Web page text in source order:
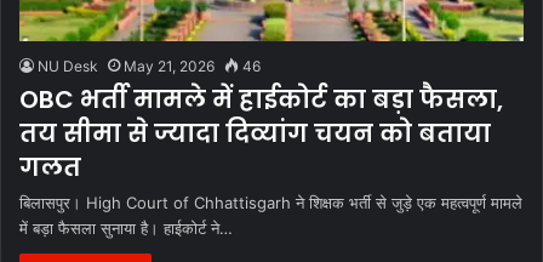
NU Desk May 21, 2026 46
OBC भर्ती मामले में हाईकोर्ट का बड़ा फैसला,
तय सीमा से ज्यादा दिव्यांग चयन को बताया
गलत
बिलासपुर। High Court of Chhattisgarh ने शिक्षक भर्ती से जुड़े एक महत्वपूर्ण मामले
में बड़ा फैसला सुनाया है। हाईकोर्ट ने…